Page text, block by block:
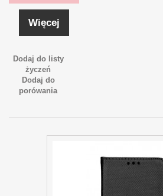
Więcej
Dodaj do listy
życzeń
Dodaj do
porówania